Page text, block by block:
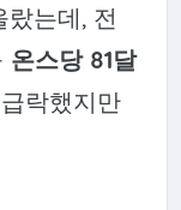
랐는데, 전
온스당 81달
락했지만